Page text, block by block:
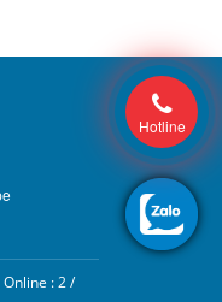
Online : 2/
Hotline